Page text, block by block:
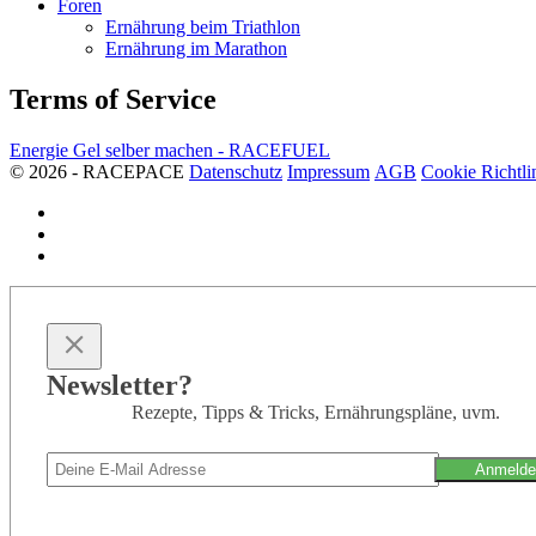
Foren
Ernährung beim Triathlon
Ernährung im Marathon
Terms of Service
Energie Gel selber machen - RACEFUEL
© 2026 - RACEPACE Datenschutz Impressum AGB Cookie
Newsletter?
Rezepte, Tipps & Tricks, Ernährungspläne, uvm.